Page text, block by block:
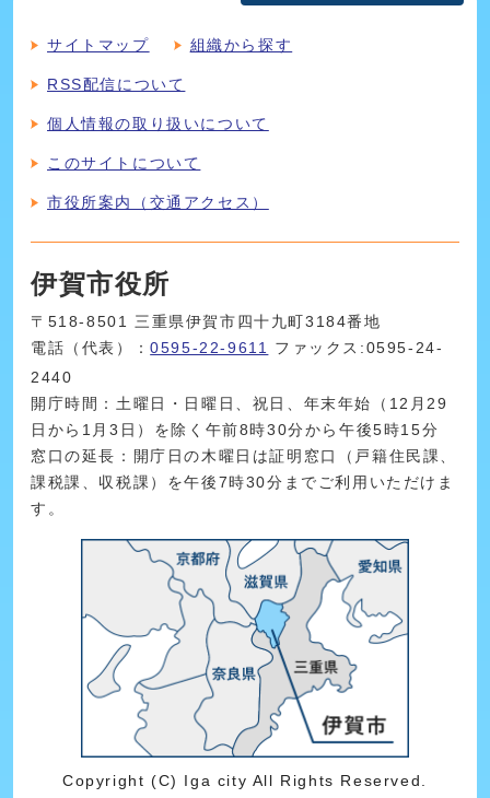
サイトマップ 組織から探す
RSS配信について
個人情報の取り扱いについて
このサイトについて
市役所案内（交通アクセス）
伊賀市役所
〒518-8501 三重県伊賀市四十九町3184番地
電話（代表）：0595-22-9611
ファックス:0595-24-
2440
開庁時間：土曜日・日曜日、祝日、年末年始（12月29
日から1月3日）を除く午前8時30分から午後5時15分
窓口の延長：開庁日の木曜日は証明窓口（戸籍住民課、
課税課、収税課）を午後7時30分までご利用いただけま
す。
Copyright (C) Iga city All Rights Reserved.